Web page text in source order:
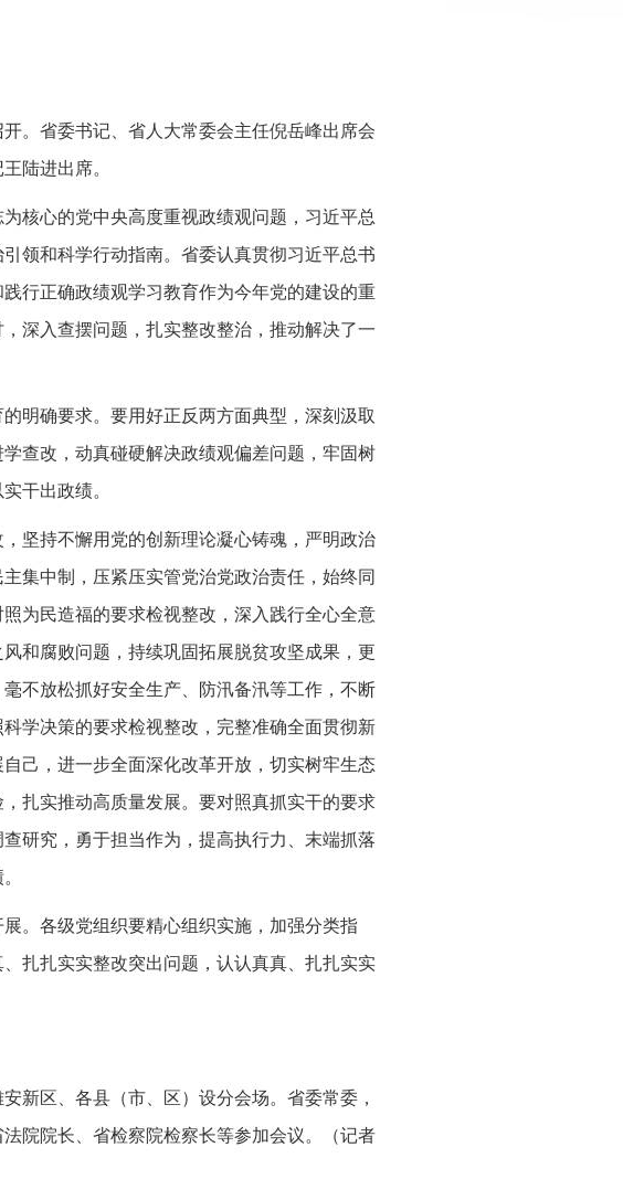
。省委书记、省人大常委会主任倪岳峰出席会
陆进出席。
核心的党中央高度重视政绩观问题，习近平总
领和科学行动指南。省委认真贯彻习近平总书
行正确政绩观学习教育作为今年党的建设的重
深入查摆问题，扎实整改整治，推动解决了一
明确要求。要用好正反两方面典型，深刻汲取
查改，动真碰硬解决政绩观偏差问题，牢固树
干出政绩。
坚持不懈用党的创新理论凝心铸魂，严明政治
集中制，压紧压实管党治党政治责任，始终同
为民造福的要求检视整改，深入践行全心全意
和腐败问题，持续巩固拓展脱贫攻坚成果，更
不放松抓好安全生产、防汛备汛等工作，不断
学决策的要求检视整改，完整准确全面贯彻新
己，进一步全面深化改革开放，切实树牢生态
扎实推动高质量发展。要对照真抓实干的要求
研究，勇于担当作为，提高执行力、末端抓落
。各级党组织要精心组织实施，加强分类指
扎扎实实整改突出问题，认认真真、扎扎实实
新区、各县（市、区）设分会场。省委常委，
院院长、省检察院检察长等参加会议。（记者